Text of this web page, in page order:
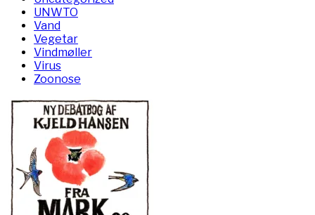
UNWTO
Vand
Vegetar
Vindmøller
Virus
Zoonose